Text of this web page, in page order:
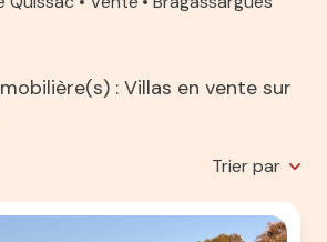
: Villas en vente sur
Trier par